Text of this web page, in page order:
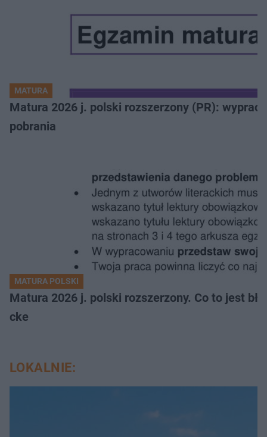
MATURA
Matura 2026 j. polski rozszerzony (PR):
pobrania
MATURA POLSKI
Matura 2026 j. polski rozszerzony. Co to jest
cke
LOKALNIE: